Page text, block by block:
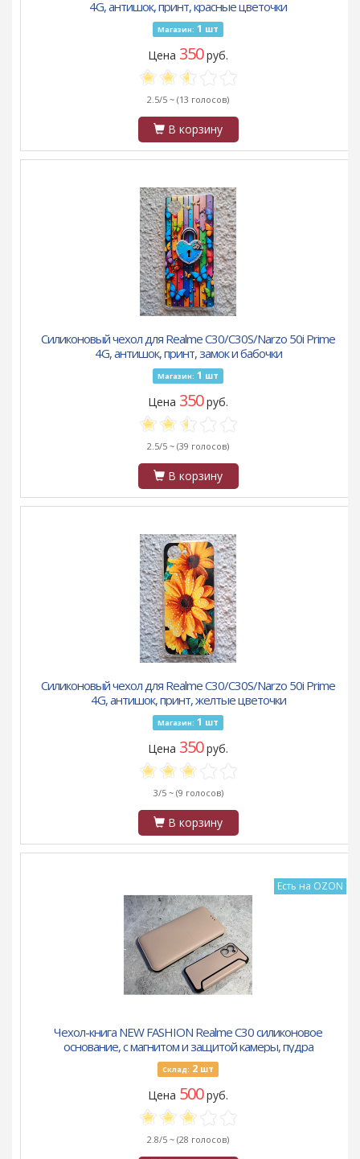
4G, антишок, принт, красные цветочки
Магазин: 1 шт
Цена 350руб.
2.5/5 ~ (13 голосов)
В корзину
Силиконовый чехол для Realme C30/C30S/Narzo 50i Prime
4G, антишок, принт, замок и бабочки
Магазин: 1 шт
Цена 350руб.
2.5/5 ~ (39 голосов)
В корзину
Силиконовый чехол для Realme C30/C30S/Narzo 50i Prime
4G, антишок, принт, желтые цветочки
Магазин: 1 шт
Цена 350руб.
3/5 ~ (9 голосов)
В корзину
Есть на OZON
Чехол-книга NEW FASHION Realme C30 силиконовое
основание, с магнитом и защитой камеры, пудра
Склад: 2 шт
Цена 500руб.
2.8/5 ~ (28 голосов)